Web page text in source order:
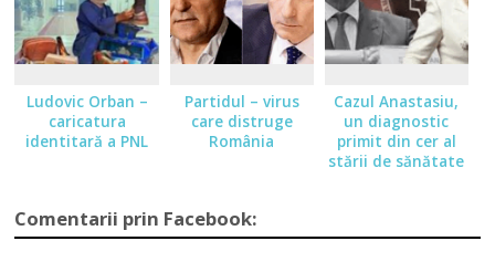
Ludovic Orban –
caricatura
identitară a PNL
Partidul – virus
care distruge
România
Cazul Anastasiu,
un diagnostic
primit din cer al
stării de sănătate
Comentarii prin Facebook: